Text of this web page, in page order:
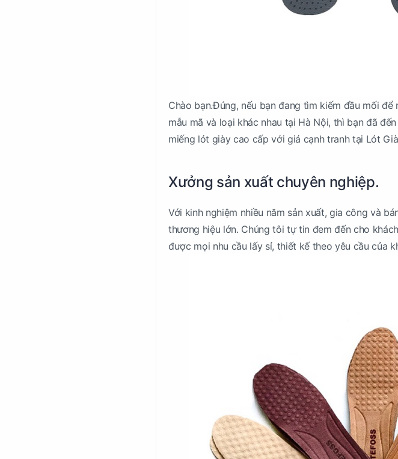
Chào bạn.Đúng, nếu bạn đang tìm kiếm đầu mối
mẫu mã và loại khác nhau tại Hà Nội, thì bạn đã
miếng lót giày cao cấp với giá cạnh tranh tại Lót
Xưởng sản xuất chuyên nghiệp.
Với kinh nghiệm nhiều năm sản xuất, gia công và
thương hiệu lớn. Chúng tôi tự tin đem đến cho
được mọi nhu cầu lấy sỉ, thiết kế theo yêu cầu của